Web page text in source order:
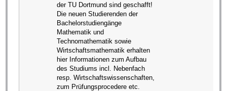
der TU Dortmund sind geschafft!
Die neuen Studierenden der
Bachelorstudiengänge
Mathematik und
Technomathematik sowie
Wirtschaftsmathematik erhalten
hier Informationen zum Aufbau
des Studiums incl. Nebenfach
resp. Wirtschaftswissenschaften,
zum Prüfungsprocedere etc.